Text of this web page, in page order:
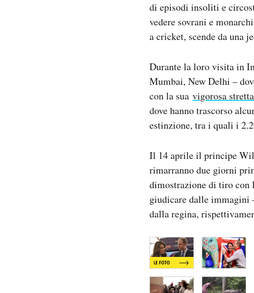
di episodi insoliti e
vedere sovrani e
a cricket, scende da una
Durante la loro visita in
Mumbai, New Delhi –
con la sua vigorosa
dove hanno trascorso
estinzione, tra i quali i
Il 14 aprile il principe
rimarranno due giorni
dimostrazione di tiro con
giudicare dalle immagini
dalla regina,